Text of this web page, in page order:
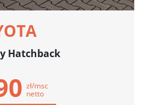
Hatchback
zł/msc
netto